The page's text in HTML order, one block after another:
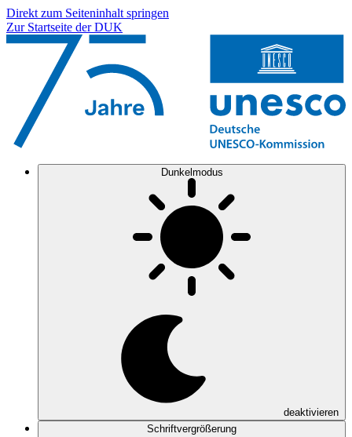
Direkt zum Seiteninhalt springen
Zur Startseite der DUK
Dunkelmodus
deaktivieren
Schriftvergrößerung